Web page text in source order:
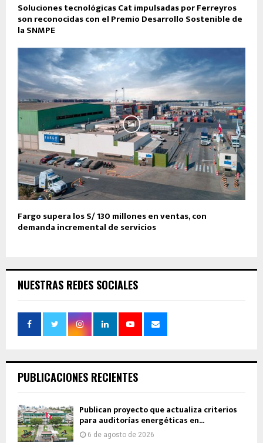
Soluciones tecnológicas Cat impulsadas por Ferreyros
son reconocidas con el Premio Desarrollo Sostenible de
la SNMPE
Fargo supera los S/ 130 millones en ventas, con
demanda incremental de servicios
NUESTRAS REDES SOCIALES
PUBLICACIONES RECIENTES
Publican proyecto que actualiza criterios
para auditorías energéticas en...
6 de agosto de 2026